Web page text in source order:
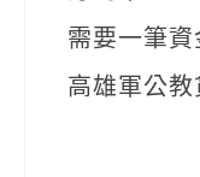
需要一筆
高雄軍公